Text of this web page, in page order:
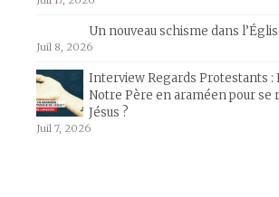
Un nouveau schisme dans
Juil 8, 2026
Interview Regards Protestants :
Notre Père en araméen pour se
Jésus ?
Juil 7, 2026